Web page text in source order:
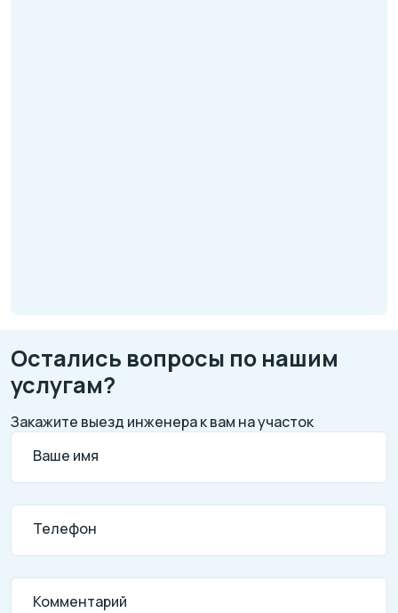
Остались вопросы по нашим
услугам?
Закажите выезд инженера к вам на участок
Ваше имя
Телефон
Комментарий